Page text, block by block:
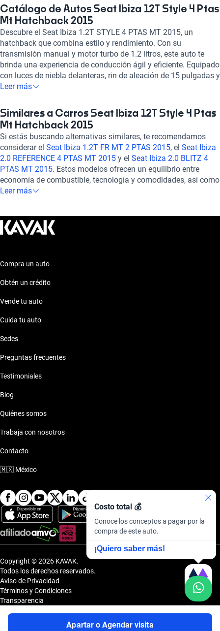
Apartar o Agendar visita
Catálogo de Autos Seat Ibiza 12T Style 4 Ptas
Mt Hatchback 2015
Descubre el Seat Ibiza 1.2T STYLE 4 PTAS MT 2015, un
hatchback que combina estilo y rendimiento. Con su
transmisión manual y motor turbo de 1.2 litros, este auto te
brinda una experiencia de conducción ágil y eficiente. Equipado
con luces de niebla delanteras, rin de aleación de 15 pulgadas y
asientos de gamuza sintética, cada detalle está pensado para
vidrios eléctricos, aire acondicionado automático y sistema
Bluetooth. Con una calificación destacada en consumo de
combustible y confort, este Seat Ibiza es la elección perfecta
para quienes buscan un auto confiable y con estilo. ¡Haz tuyo
este hatchback y vive la emoción de la carretera con Kavak!
Leer más
Similares a Carros Seat Ibiza 12T Style 4 Ptas
Mt Hatchback 2015
Si estás buscando alternativas similares, te recomendamos
considerar el Seat Ibiza 1.2T FR MT 2 PTAS 2015, el Seat Ibiza
2.0 REFERENCE 4 PTAS MT 2015 y el Seat Ibiza 2.0 BLITZ 4
PTAS MT 2015. Estos modelos ofrecen un equilibrio entre
economía de combustible, tecnología y comodidades, así como
un rendimiento confiable y seguro. Explora estas opciones para
nuestra plataforma!
Leer más
Costo total 💰
Conoce los conceptos a pagar por la
compra de este auto.
¡Quiero saber más!
Compra un auto
Obtén un crédito
Vende tu auto
Cuida tu auto
Sedes
Preguntas frecuentes
Testimoniales
Blog
Quiénes somos
Trabaja con nosotros
Contacto
🇲🇽 México
Copyright © 2026 KAVAK.
Todos los derechos reservados.
Aviso de Privacidad
Términos y Condiciones
Transparencia